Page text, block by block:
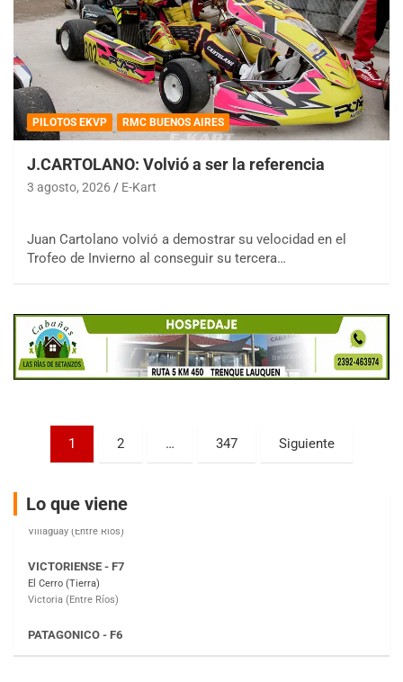
PILOTOS EKVP RMC BUENOS AIRES
J.CARTOLANO: Volvió a ser la referencia
3 agosto, 2026 E-Kart
Juan Cartolano volvió a demostrar su velocidad en el
Trofeo de Invierno al conseguir su tercera…
Paginación
entradas
1 2 … 347 Siguiente
Lo que viene
COBERTURA ESPECIAL DE E-KART.COM.AR
08/09-AGO
Baradero (Buenos Aires)
KDO - F6
Ciudad de Trenque Lauquen (Asfalto)
Trenque Lauquen (Buenos Aires)
Villaguay (Entre Ríos)
El Cerro (Tierra)
Moto Club Reginense (Tierra)
Gral. E. Godoy (Río Negro)
Juventud Unida (Tierra)
Humboldt (Santa Fe)